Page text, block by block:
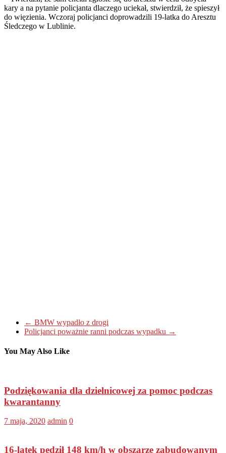
kary a na pytanie policjanta dlaczego uciekał, stwierdził, że spieszył
do więzienia. Wczoraj policjanci doprowadzili 19-latka do Aresztu
Śledczego w Lublinie.
← BMW wypadło z drogi
Policjanci poważnie ranni podczas wypadku →
You May Also Like
Podziękowania dla dzielnicowej za pomoc podczas
kwarantanny
7 maja, 2020 admin 0
16-latek pędził 148 km/h w obszarze zabudowanym